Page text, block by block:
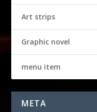
Art strips
Graphic novel
menu item
META